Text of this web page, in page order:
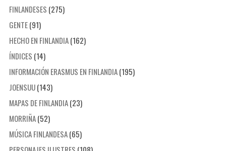
FINLANDESES (275)
GENTE(91)
HECHO EN FINLANDIA(162)
ÍNDICES (14)
INFORMACIÓN ERASMUS EN FINLANDIA(195)
JOENSUU(143)
MAPAS DE FINLANDIA(23)
MORRIÑA(52)
MÚSICA FINLANDESA(65)